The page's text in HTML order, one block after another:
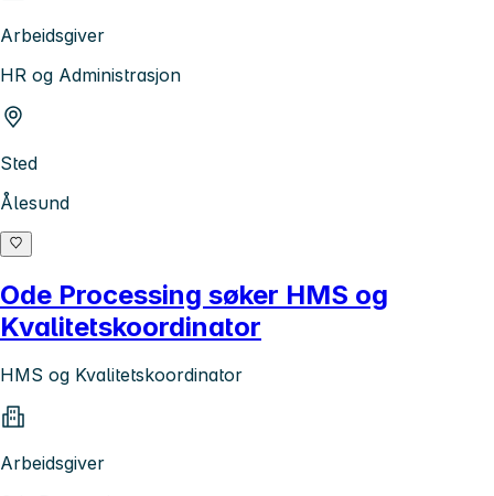
Arbeidsgiver
HR og Administrasjon
Sted
Ålesund
Ode Processing søker HMS og
Kvalitetskoordinator
HMS og Kvalitetskoordinator
Arbeidsgiver